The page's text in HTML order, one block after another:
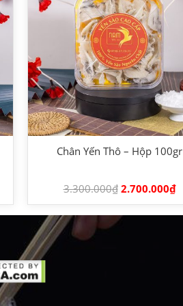
Chân Yến Thô – Hộp 100gr
3.300.000₫ 2.700.000₫